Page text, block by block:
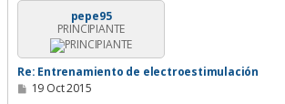
pepe95
PRINCIPIANTE
Re: Entrenamiento de electroestimulación
M19 Oct 2015